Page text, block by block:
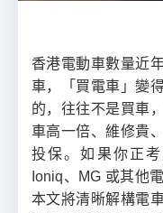
香港電動車數量近
車，「買電車」變
的，往往不是買車
車高一倍、維修貴
投保。如果你正
Ioniq、MG 或其他
本文將清晰解構電